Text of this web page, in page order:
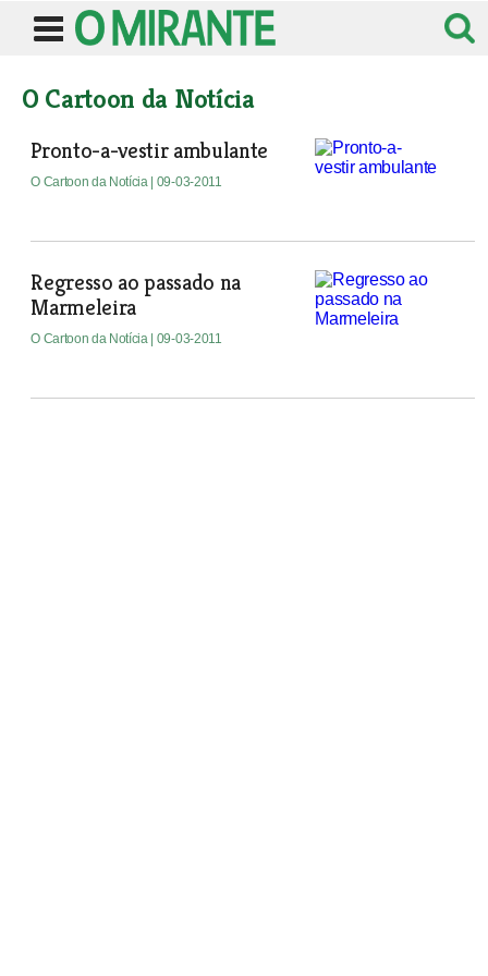
O Cartoon da Notícia
Pronto-a-vestir ambulante
O Cartoon da Notícia | 09-03-2011
Regresso ao passado na
Marmeleira
O Cartoon da Notícia | 09-03-2011